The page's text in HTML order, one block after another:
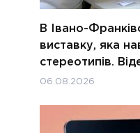
В Івано-
виставку, яка
стереотипів.
06.08.2026